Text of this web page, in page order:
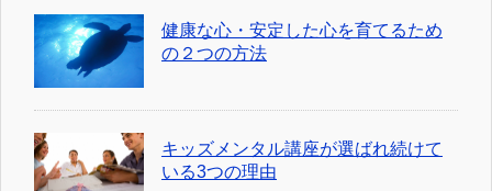
健康な心・安定した心を育てるため
の２つの方法
キッズメンタル講座が選ばれ続けて
いる3つの理由